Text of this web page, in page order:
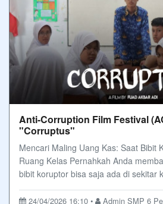
Anti-Corruption Film Festival
"Corruptus"
Mencari Maling Uang Kas: Saat Bibit
Ruang Kelas Pernahkah Anda
bibit koruptor bisa saja ada di sekitar
24/04/2026 16:10 • Admin SMP 6